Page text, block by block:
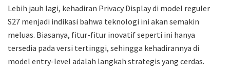
Lebih jauh lagi, kehadiran Privacy Display di model reguler
S27 menjadi indikasi bahwa teknologi ini akan semakin
meluas. Biasanya, fitur-fitur inovatif seperti ini hanya
tersedia pada versi tertinggi, sehingga kehadirannya di
model entry-level adalah langkah strategis yang cerdas.